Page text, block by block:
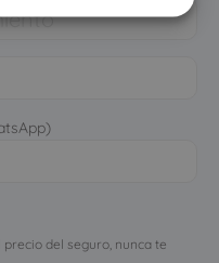
del seguro, nunca te